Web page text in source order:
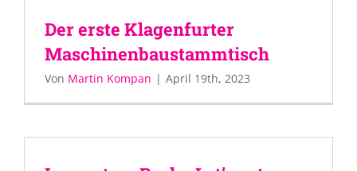
Der erste Klagenfurter
Maschinenbaustammtisch
Von Martin Kompan | April 19th, 2023